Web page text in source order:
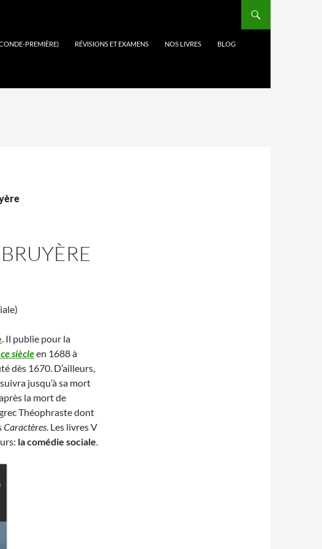
PREMIÈRE) RÉVISIONS ET EXAMENS NOS LIVRES BLOG
. Il publie pour la
siècleen 1688 à
dès 1670. D’ailleurs,
jusqu’à sa mort
la mort de
grec Théophraste dont
Caractères. Les livres V
la comédie sociale.